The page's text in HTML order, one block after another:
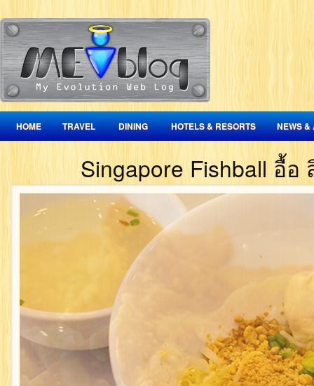
HOME TRAVEL DINING HOTELS & RESORTS NEWS &
Singapore Fishball อื้